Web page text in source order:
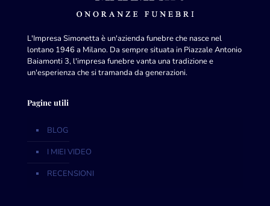
L'Impresa Simonetta è un'azienda funebre che nasce nel
lontano 1946 a Milano. Da sempre situata in Piazzale Antonio
Baiamonti 3, l'impresa funebre vanta una tradizione e
un'esperienza che si tramanda da generazioni.
Pagine utili
BLOG
I MIEI VIDEO
RECENSIONI